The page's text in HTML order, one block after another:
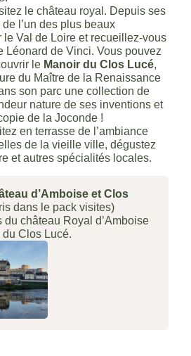
le château royal. Depuis ses
l’un des plus beaux
le Val de Loire et recueillez-vous
Léonard de Vinci. Vous pouvez
le Manoir du Clos Lucé,
du Maître de la Renaissance
son parc une collection de
nature de ses inventions et
de la Joconde !
en terrasse de l’ambiance
de la vieille ville, dégustez
et autres spécialités locales.
d’Amboise et Clos
dans le pack visites)
du château Royal d’Amboise
Clos Lucé.